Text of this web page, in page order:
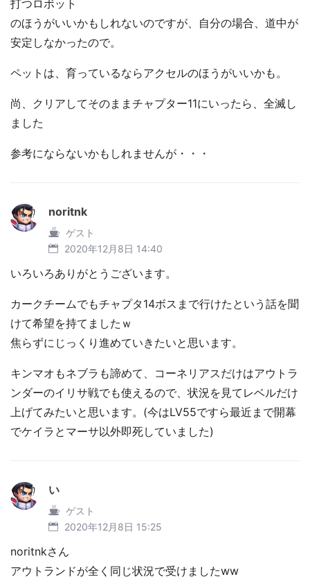
打つロボット
のほうがいいかもしれないのですが、自分の場合、道中が
安定しなかったので。
ペットは、育っているならアクセルのほうがいいかも。
尚、クリアしてそのままチャプター11にいったら、全滅し
ました
参考にならないかもしれませんが・・・
noritnk
ゲスト
2020年12月8日 14:40
いろいろありがとうございます。
カークチームでもチャプタ14ボスまで行けたという話を聞
けて希望を持てましたｗ
焦らずにじっくり進めていきたいと思います。
キンマオもネブラも諦めて、コーネリアスだけはアウトラ
ンダーのイリサ戦でも使えるので、状況を見てレベルだけ
上げてみたいと思います。(今はLV55ですら最近まで開幕
でケイラとマーサ以外即死していました)
い
ゲスト
2020年12月8日 15:25
noritnkさん
アウトランドが全く同じ状況で受けましたww